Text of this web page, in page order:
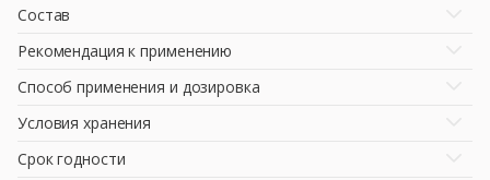
Состав
Рекомендация к применению
Способ применения и дозировка
Условия хранения
Срок годности